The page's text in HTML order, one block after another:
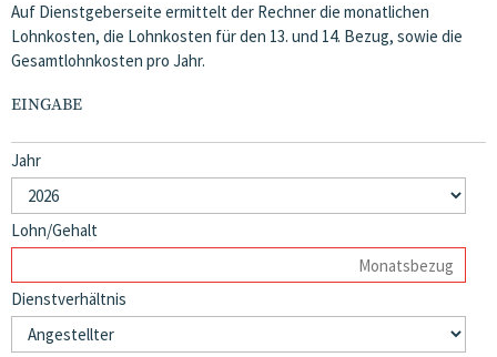
Auf Dienstgeberseite ermittelt der Rechner die monatlichen
Lohnkosten, die Lohnkosten für den 13. und 14. Bezug, sowie die
Gesamtlohnkosten pro Jahr.
EINGABE
Jahr
Lohn/Gehalt
Dienstverhältnis